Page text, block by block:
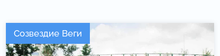
Созвездие Веги